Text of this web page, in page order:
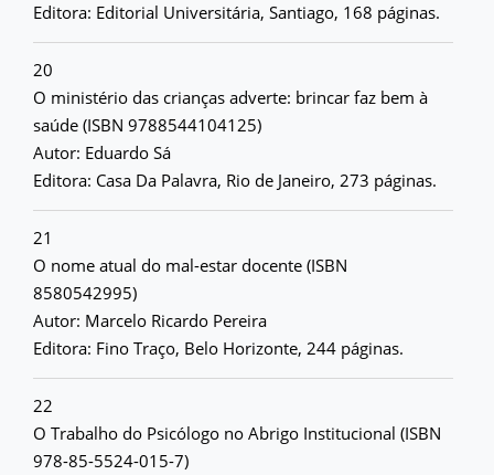
Editora: Editorial Universitária, Santiago, 168 páginas.
20
O ministério das crianças adverte: brincar faz bem à
saúde (ISBN 9788544104125)
Autor: Eduardo Sá
Editora: Casa Da Palavra, Rio de Janeiro, 273 páginas.
21
O nome atual do mal-estar docente (ISBN
8580542995)
Autor: Marcelo Ricardo Pereira
Editora: Fino Traço, Belo Horizonte, 244 páginas.
22
O Trabalho do Psicólogo no Abrigo Institucional (ISBN
978-85-5524-015-7)